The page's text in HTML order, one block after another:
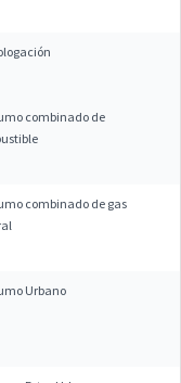
combinado de
combinado de gas
Urbano